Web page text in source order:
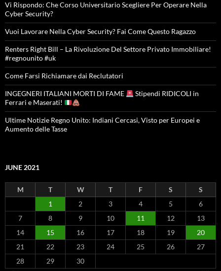
Vi Rispondo: Che Corso Universitario Scegliere Per Operare Nella
Cyber Security?
Vuoi Lavorare Nella Cyber Security? Fai Come Questo Ragazzo
Renters Right Bill – La Rivoluzione Del Settore Privato Immobiliare!
#regnounito #uk
Come Farsi Richiamare dai Reclutatori
INGEGNERI ITALIANI MORTI DI FAME
Stipendi RIDICOLI in
Ferrari e Maserati!
Ultime Notizie Regno Unito: Indiani Cercasi, Visto per Europei e
Aumento delle Tasse
JUNE 2021
M T W T F S
S
1
2 3 4 5
6
7
8 9 10 11 12
13
14
15 16 17 18 19
20
21
22 23 24 25 26
27
28
29
30